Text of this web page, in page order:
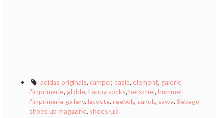
adidas originals, camper, casio, element, galerie
l'imprimerie, globle, happy socks, herschel, hummel,
l'imprimerie gallery, lacoste, reebok, sanuk, sawa, Sebago,
shoes up magazine, shoes-up